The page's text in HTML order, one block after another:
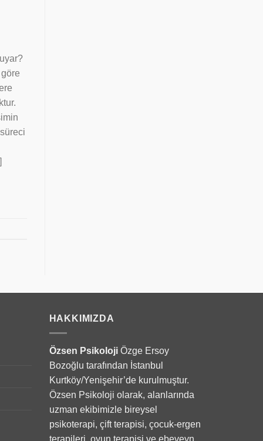
HAKKIMIZDA
Özsen PsikolojiÖzge Ersoy
Bozoğlu tarafından İstanbul
Kurtköy/Yenişehir’de kurulmuştur.
Özsen Psikoloji olarak, alanlarında
uzman ekibimizle bireysel
psikoterapi, çift terapisi, çocuk-ergen
terapileri, oyun terapisi ve ebeveyn